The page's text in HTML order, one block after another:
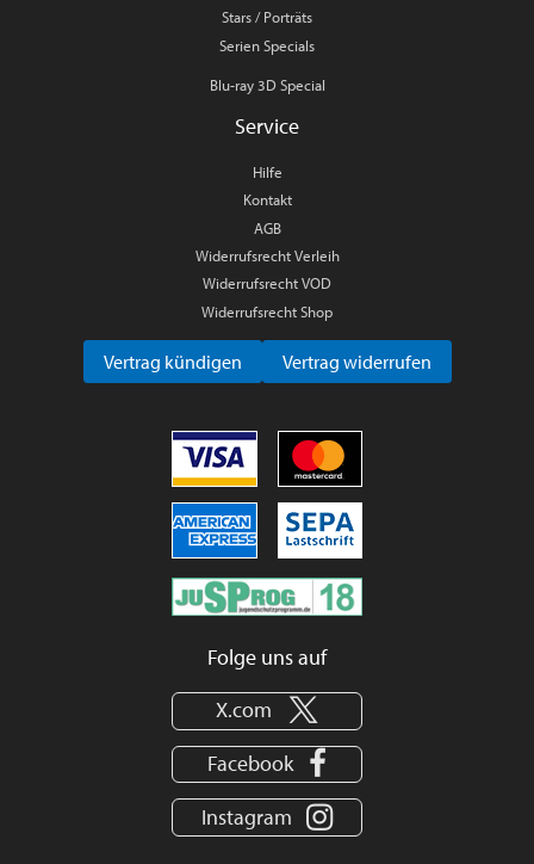
Stars / Porträts
Serien Specials
Blu-ray 3D Special
Service
Hilfe
Kontakt
AGB
Widerrufsrecht Verleih
Widerrufsrecht VOD
Widerrufsrecht Shop
Vertrag kündigen Vertrag widerrufen
Folge uns auf
X.com
Facebook
Instagram